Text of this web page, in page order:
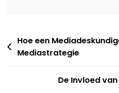
Berichtnavigatie
Hoe een
Mediastrategie
De Invloed